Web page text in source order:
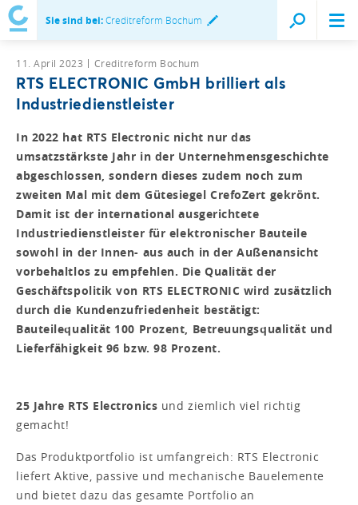
Sie sind bei:Creditreform Bochum
11. April 2023 Creditreform Bochum
RTS ELECTRONIC GmbH brilliert als
Industriedienstleister
In 2022 hat RTS Electronic nicht nur das
umsatzstärkste Jahr in der Unternehmensgeschichte
abgeschlossen, sondern dieses zudem noch zum
zweiten Mal mit dem Gütesiegel CrefoZert gekrönt.
Damit ist der international ausgerichtete
Industriedienstleister für elektronischer Bauteile
sowohl in der Innen- aus auch in der Außenansicht
vorbehaltlos zu empfehlen. Die Qualität der
Geschäftspolitik von RTS ELECTRONIC wird zusätzlich
durch die Kundenzufriedenheit bestätigt:
Bauteilequalität 100 Prozent, Betreuungsqualität und
Lieferfähigkeit 96 bzw. 98 Prozent.
25 Jahre RTS Electronics und ziemlich viel richtig
gemacht!
Das Produktportfolio ist umfangreich: RTS Electronic
liefert Aktive, passive und mechanische Bauelemente
und bietet dazu das gesamte Portfolio an